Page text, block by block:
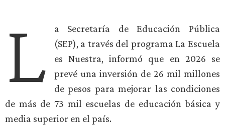
L
a Secretaría de Educación Pública
(SEP), a través del programa La Escuela
es Nuestra, informó que en 2026 se
prevé una inversión de 26 mil millones
de pesos para mejorar las condiciones
de más de 73 mil escuelas de educación básica y
media superior en el país.